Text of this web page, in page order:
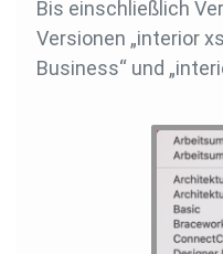
Bis einschließlich
Versionen „interior
Business“ und